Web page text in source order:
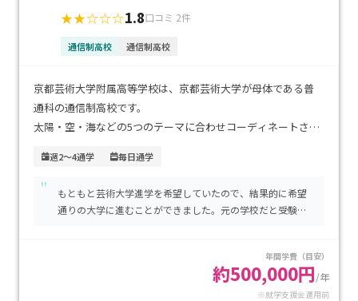
★★☆☆☆1.8口コミ 2件
通信制高校 通信制高校
京都芸術大学附属高等学校は、京都芸術大学が母体である普
通科の通信制高校です。
太陽・空・海などの5つのテーマに合わせコーディネートされ
想像力などを育む対話型授業、プロジェクト型の課題に取り
組む協働型授業、国語・数学・英語の学びなおしをするICT教
レポート提出は年間各科目3回～12回程度で、登校日数も自分
の目標・状況に合わせて選ぶことができます。
週2～4通学 毎日通学
"
もともと芸術大学進学を希望していたので、結果的に希望
通りの大学に進むことができました。元の学校だと受験対
年間学費（目安）
約500,000円/年
※就学支援金適用前